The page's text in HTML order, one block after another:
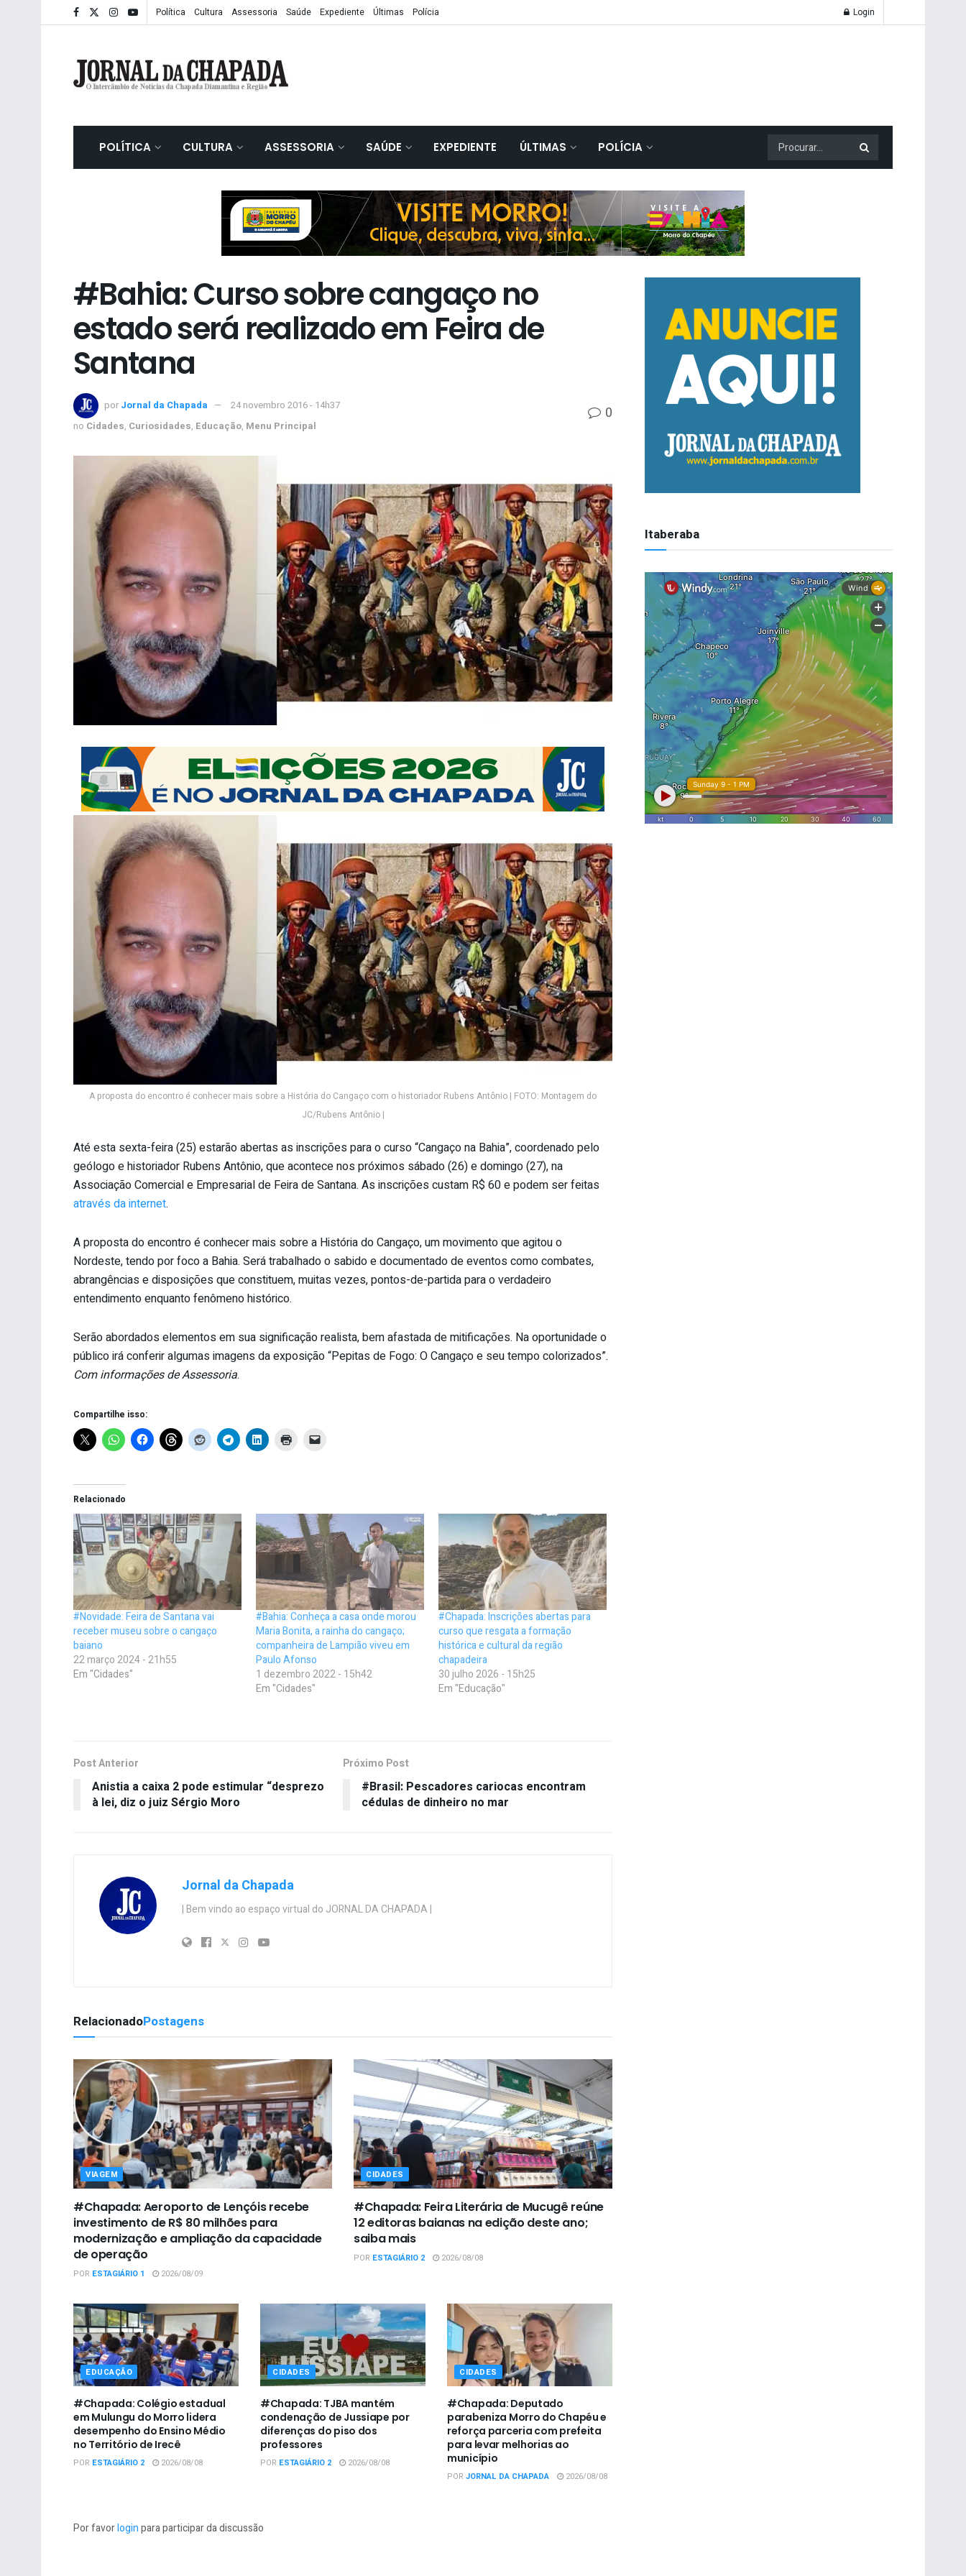
Política Cultura Assessoria Saúde Expediente Últimas Polícia Login
POLÍTICA CULTURA ASSESSORIA SAÚDE EXPEDIENTE ÚLTIMAS POLÍCIA
#Bahia: Curso sobre cangaço no
estado será realizado em Feira de
Santana
por Jornal da Chapada
24 novembro 2016 - 14h37
no Cidades, Curiosidades, Educação, Menu Principal
0
A proposta do encontro é conhecer mais sobre a História do Cangaço com o historiador Rubens Antônio | FOTO: Montagem do
JC/Rubens Antônio |
Até esta sexta-feira (25) estarão abertas as inscrições para o curso “Cangaço na Bahia”, coordenado pelo
geólogo e historiador Rubens Antônio, que acontece nos próximos sábado (26) e domingo (27), na
Associação Comercial e Empresarial de Feira de Santana. As inscrições custam R$ 60 e podem ser feitas
através da internet.
A proposta do encontro é conhecer mais sobre a História do Cangaço, um movimento que agitou o
Nordeste, tendo por foco a Bahia. Será trabalhado o sabido e documentado de eventos como combates,
abrangências e disposições que constituem, muitas vezes, pontos-de-partida para o verdadeiro
entendimento enquanto fenômeno histórico.
Serão abordados elementos em sua significação realista, bem afastada de mitificações. Na oportunidade o
público irá conferir algumas imagens da exposição “Pepitas de Fogo: O Cangaço e seu tempo colorizados”.
Com informações de Assessoria.
Compartilhe isso:
Relacionado
#Novidade: Feira de Santana vai
receber museu sobre o cangaço
baiano
22 março 2024 - 21h55
Em "Cidades"
#Bahia: Conheça a casa onde morou
Maria Bonita, a rainha do cangaço;
companheira de Lampião viveu em
Paulo Afonso
1 dezembro 2022 - 15h42
Em "Cidades"
#Chapada: Inscrições abertas para
curso que resgata a formação
histórica e cultural da região
chapadeira
30 julho 2026 - 15h25
Em "Educação"
Post Anterior
Anistia a caixa 2 pode estimular “desprezo
à lei, diz o juiz Sérgio Moro
Próximo Post
#Brasil: Pescadores cariocas encontram
cédulas de dinheiro no mar
Jornal da Chapada
| Bem vindo ao espaço virtual do JORNAL DA CHAPADA |
RelacionadoPostagens
VIAGEM
#Chapada: Aeroporto de Lençóis recebe
investimento de R$ 80 milhões para
modernização e ampliação da capacidade
de operação
POR ESTAGIÁRIO 1 2026/08/09
CIDADES
#Chapada: Feira Literária de Mucugê reúne
12 editoras baianas na edição deste ano;
saiba mais
POR ESTAGIÁRIO 2 2026/08/08
EDUCAÇÃO
#Chapada: Colégio estadual
em Mulungu do Morro lidera
desempenho do Ensino Médio
no Território de Irecê
POR ESTAGIÁRIO 2 2026/08/08
CIDADES
#Chapada: TJBA mantém
condenação de Jussiape por
diferenças do piso dos
professores
POR ESTAGIÁRIO 2 2026/08/08
CIDADES
#Chapada: Deputado
parabeniza Morro do Chapéu e
reforça parceria com prefeita
para levar melhorias ao
município
POR JORNAL DA CHAPADA 2026/08/08
Por favorloginpara participar da discussão
Itaberaba